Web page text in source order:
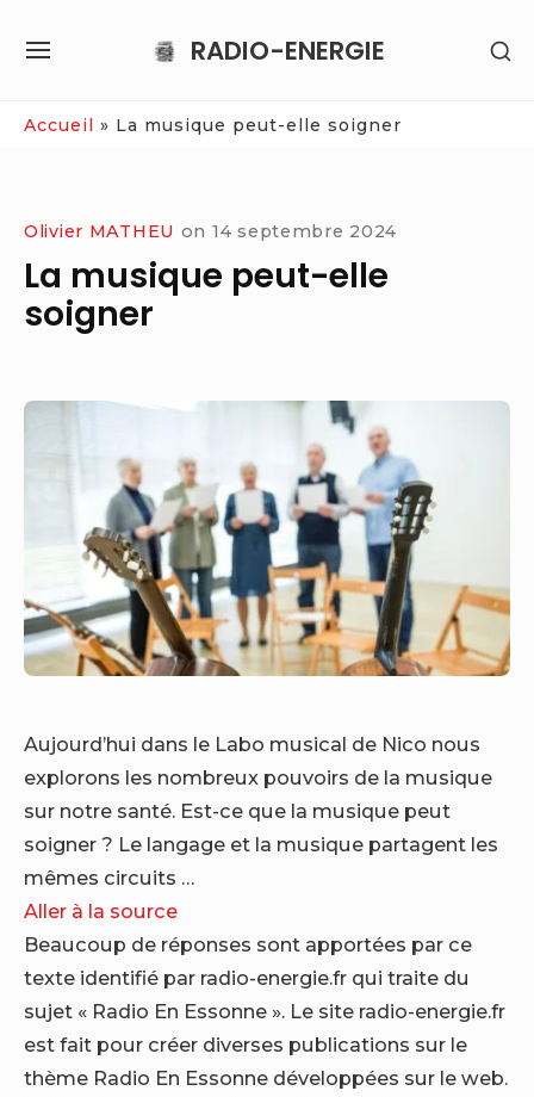
RADIO-ENERGIE
SITE
Accueil » La musique peut-elle soigner
Olivier MATHEU on 14 septembre 2024
La musique peut-elle
soigner
Aujourd’hui dans le Labo musical de Nico nous
explorons les nombreux pouvoirs de la musique
sur notre santé. Est-ce que la musique peut
soigner ? Le langage et la musique partagent les
mêmes circuits …
Aller à la source
Beaucoup de réponses sont apportées par ce
texte identifié par radio-energie.fr qui traite du
sujet « Radio En Essonne ». Le site radio-energie.fr
est fait pour créer diverses publications sur le
thème Radio En Essonne développées sur le web.